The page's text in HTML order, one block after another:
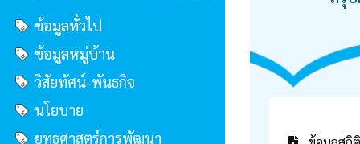
ข้อมูลทั่วไป
ข้อมูลหมู่บ้าน
วิสัยทัศน์-พันธกิจ
นโยบาย
ยุทธศาสตร์การพัฒนา